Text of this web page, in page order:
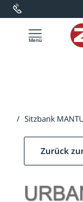
springen
/ Sitzbank
Zurück